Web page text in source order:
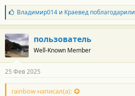
Б
л
а
г
о
д
а
н
о
с
Владимир014и Краеведпоблагодарили
пользователь
Well-Known Member
25 Фев 2025
rainbow написал(а):